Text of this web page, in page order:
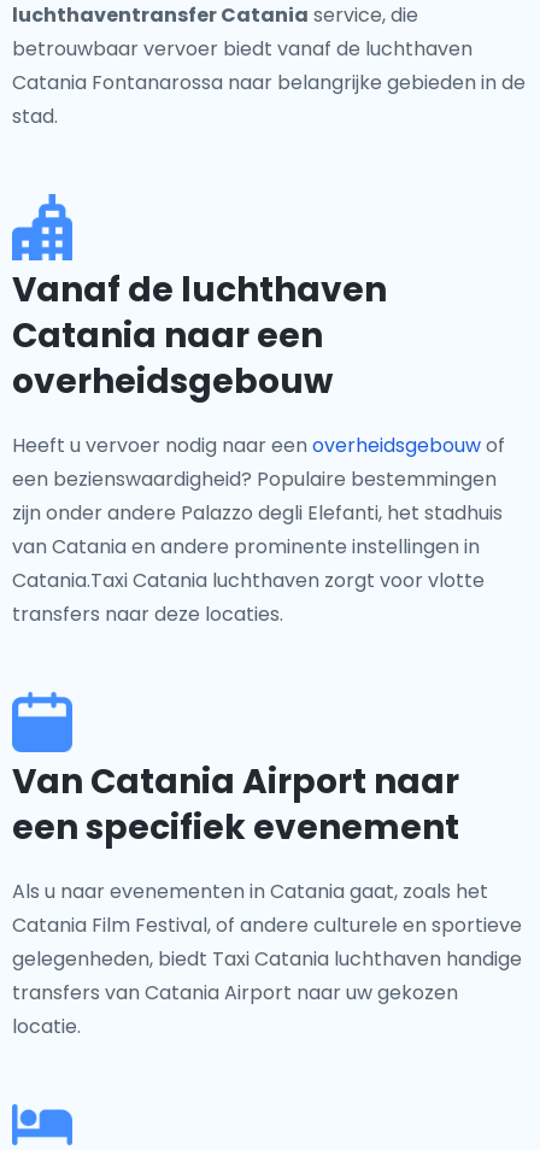
luchthaventransfer Catania service, die
betrouwbaar vervoer biedt vanaf de luchthaven
Catania Fontanarossa naar belangrijke gebieden in de
stad.
Vanaf de luchthaven
Catania naar een
overheidsgebouw
Heeft u vervoer nodig naar een overheidsgebouwof
een bezienswaardigheid? Populaire bestemmingen
zijn onder andere Palazzo degli Elefanti, het stadhuis
van Catania en andere prominente instellingen in
Catania.Taxi Catania luchthaven zorgt voor vlotte
transfers naar deze locaties.
Van Catania Airport naar
een specifiek evenement
Als u naar evenementen in Catania gaat, zoals het
Catania Film Festival, of andere culturele en sportieve
gelegenheden, biedt Taxi Catania luchthaven handige
transfers van Catania Airport naar uw gekozen
locatie.